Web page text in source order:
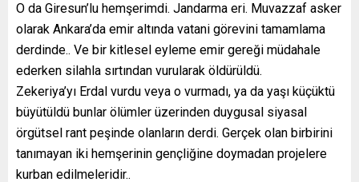
O da Giresun’lu hemşerimdi. Jandarma eri. Muvazzaf asker
olarak Ankara’da emir altında vatani görevini tamamlama
derdinde.. Ve bir kitlesel eyleme emir gereği müdahale
ederken silahla sırtından vurularak öldürüldü.
Zekeriya’yı Erdal vurdu veya o vurmadı, ya da yaşı küçüktü
büyütüldü bunlar ölümler üzerinden duygusal siyasal
örgütsel rant peşinde olanların derdi. Gerçek olan birbirini
tanımayan iki hemşerinin gençliğine doymadan projelere
kurban edilmeleridir..